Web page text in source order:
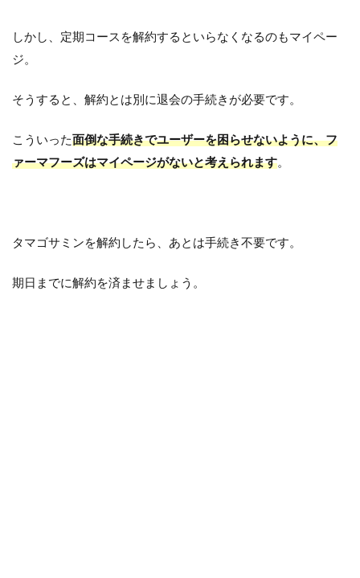
しかし、定期コースを解約するといらなくなるのもマイペー
ジ。
そうすると、解約とは別に退会の手続きが必要です。
こういった面倒な手続きでユーザーを困らせないように、フ
ァーマフーズはマイページがないと考えられます。
タマゴサミンを解約したら、あとは手続き不要です。
期日までに解約を済ませましょう。